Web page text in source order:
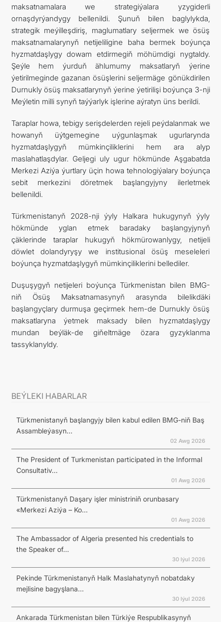
maksatnamalara we strategiýalara yzygiderli
ornaşdyrýandygy bellenildi. Şunuň bilen baglylykda,
strategik meýilleşdiriş, maglumatlary seljermek we ösüş
maksatnamalarynyň netijeliligine baha bermek boýunça
hyzmatdaşlygy dowam etdirmegiň möhümdigi nygtaldy.
Şeýle hem ýurduň ählumumy maksatlaryň ýerine
ýetirilmeginde gazanan ösüşlerini seljermäge gönükdirilen
Durnukly ösüş maksatlarynyň ýerine ýetirilişi boýunça 3-nji
Meýletin milli synyň taýýarlyk işlerine aýratyn üns berildi.
Taraplar howa, tebigy serişdelerden rejeli peýdalanmak we
howanyň üýtgemegine uýgunlaşmak ugurlarynda
hyzmatdaşlygyň mümkinçiliklerini hem ara alyp
maslahatlaşdylar. Geljegi uly ugur hökmünde Aşgabatda
Merkezi Aziýa ýurtlary üçin howa tehnologiýalary boýunça
sebit merkezini döretmek başlangyjyny ilerletmek
bellenildi.
Türkmenistanyň 2028-nji ýyly Halkara hukugynyň ýyly
hökmünde yglan etmek baradaky başlangyjynyň
çäklerinde taraplar hukugyň hökmürowanlygy, netijeli
döwlet dolandyryşy we institusional ösüş meseleleri
boýunça hyzmatdaşlygyň mümkinçiliklerini bellediler.
Duşuşygyň netijeleri boýunça Türkmenistan bilen BMG-
niň Ösüş Maksatnamasynyň arasynda bilelikdäki
başlangyçlary durmuşa geçirmek hem-de Durnukly ösüş
maksatlaryna ýetmek maksady bilen hyzmatdaşlygy
mundan beýläk-de giňeltmäge özara gyzyklanma
tassyklanyldy.
BEÝLEKI HABARLAR
Türkmenistanyň başlangyjy bilen kabul edilen BMG-niň Baş
Assambleýasyn...
02 Awg 2026
The President of Turkmenistan participated in the Informal
Consultativ...
01 Awg 2026
Türkmenistanyň Daşary işler ministriniň orunbasary
«Merkezi Aziýa – Ko...
01 Awg 2026
The Ambassador of Algeria presented his credentials to
the Speaker of...
30 Iýul 2026
Pekinde Türkmenistanyň Halk Maslahatynyň nobatdaky
mejlisine bagyşlana...
30 Iýul 2026
Ankarada Türkmenistan bilen Türkiýe Respublikasynyň